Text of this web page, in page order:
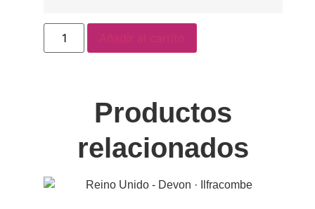
Productos
relacionados